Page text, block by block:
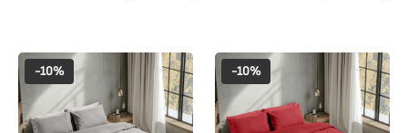
-10% -10%